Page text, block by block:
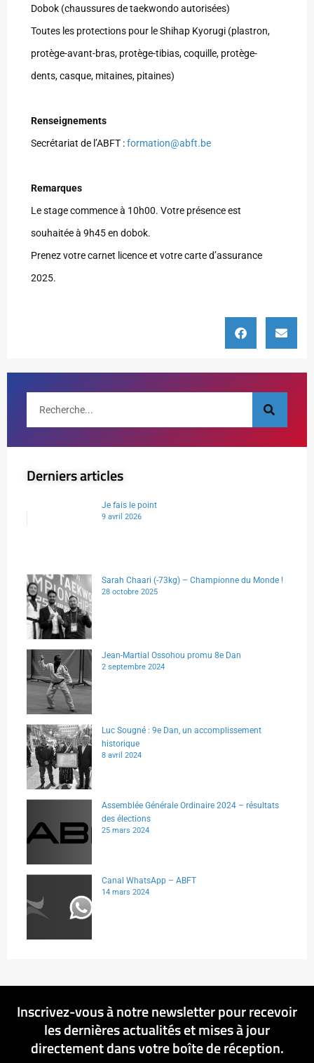
Dobok (chaussures de taekwondo autorisées)
Toutes les protections pour le Shihap Kyorugi (plastron,
protège-avant-bras, protège-tibias, coquille, protège-
dents, casque, mitaines, pitaines)
Renseignements
Secrétariat de l’ABFT :formation@abft.be
Remarques
Le stage commence à 10h00. Votre présence est
souhaitée à 9h45 en dobok.
Prenez votre carnet licence et votre carte d’assurance
2025.
Derniers articles
Je fais le point
9 avril 2026
Sarah Chaari (-73kg) – Championne du Monde !
28 octobre 2025
Jean-Martial Ossohou promu 8e Dan
2 septembre 2024
Luc Sougné : 9e Dan, un accomplissement
historique
8 avril 2024
Assemblée Générale Ordinaire 2024 – résultats
des élections
25 mars 2024
Canal WhatsApp – ABFT
14 mars 2024
Inscrivez-vous à notre newsletter pour recevoir
les dernières actualités et mises à jour
directement dans votre boîte de réception.